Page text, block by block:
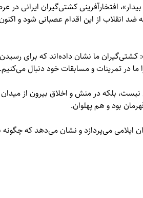
، افتخارآفرینی کشتی‌گیران ایرانی در
انقلاب از این اقدام عصبانی شود و
ما نشان داده‌اند که برای رسیدن
در تمرینات و مسابقات خود دنبال می‌کنیم.
بلکه در منش و اخلاق بیرون از
بود و هم پهلوان.
ایلامی می‌پردازد و نشان می‌دهد که